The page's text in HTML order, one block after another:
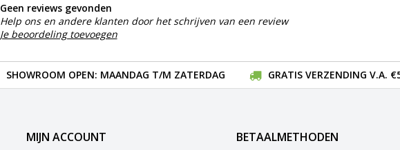
Geen reviews gevonden
Help ons en andere klanten door het schrijven van een review
Je beoordeling toevoegen
SHOWROOM OPEN: MAANDAG T/M ZATERDAG GRATIS VERZENDING V.A.
MIJN ACCOUNT BETAALMETHODEN